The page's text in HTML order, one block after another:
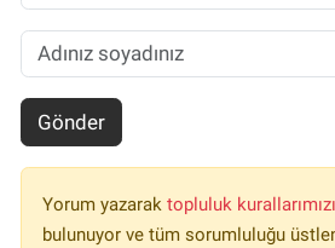
Gönder
Yorum yazarak topluluk kurallarımızı
bulunuyor ve tüm sorumluluğu